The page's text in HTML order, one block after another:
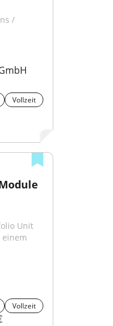
/
Vollzeit
"...agierendes Experten-Team der Portfolio Unit
Vollzeit